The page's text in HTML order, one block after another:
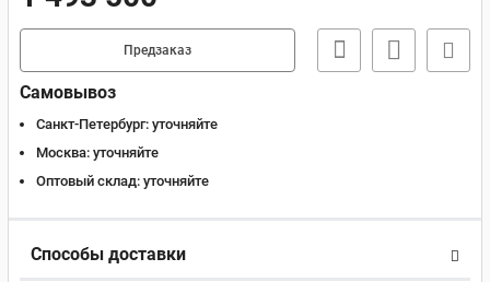
Предзаказ
Самовывоз
Санкт-Петербург: уточняйте
Москва: уточняйте
Оптовый склад: уточняйте
Способы доставки